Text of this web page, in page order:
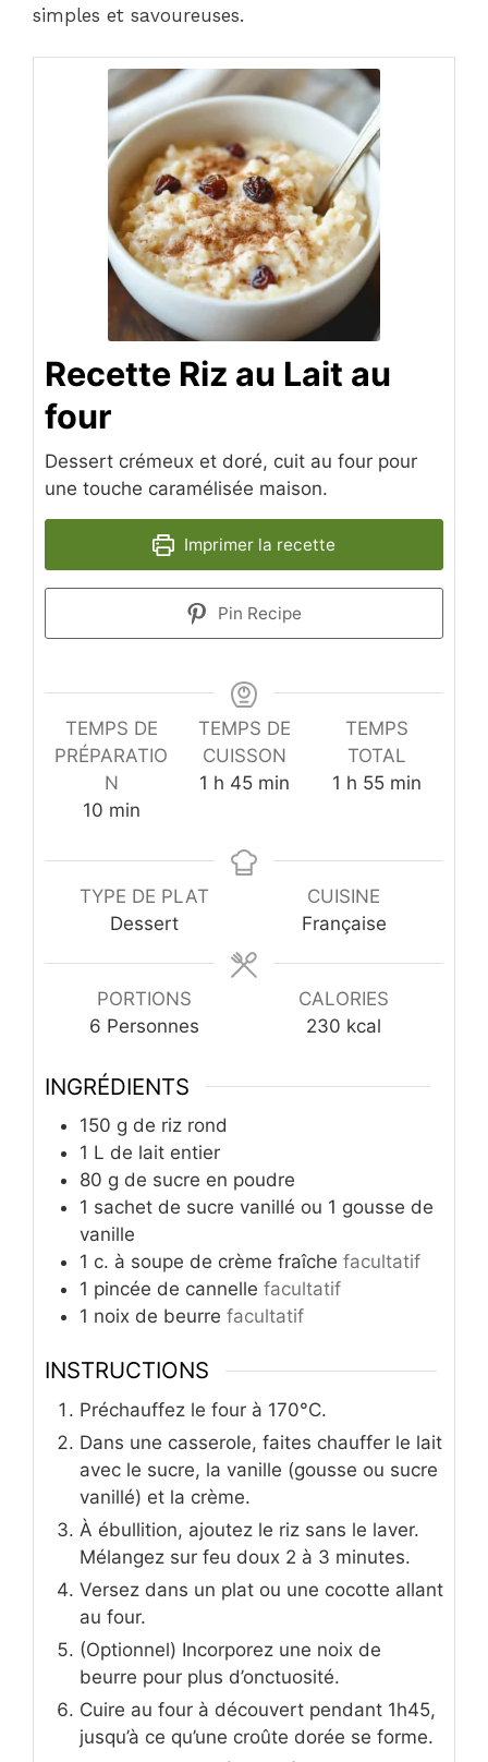
simples et savoureuses.
Recette Riz au Lait au
four​
Dessert crémeux et doré, cuit au four pour
une touche caramélisée maison.
Imprimer la recette
Pin Recipe
TEMPS DE
PRÉPARATIO
N
10minutes
min
TEMPS DE
CUISSON
1 heure
h 45minutes
min
TEMPS
TOTAL
1 heure
h 55minutes
min
TYPE DE PLAT
Dessert
CUISINE
Française
PORTIONS
6 Personnes
CALORIES
230 kcal
INGRÉDIENTS
150 g de riz rond
1 L de lait entier
80 g de sucre en poudre
1 sachet de sucre vanillé ou 1 gousse de
vanille
1 c. à soupe de crème fraîche facultatif
1 pincée de cannelle facultatif
1 noix de beurre facultatif
INSTRUCTIONS
Préchauffez le four à 170°C.
Dans une casserole, faites chauffer le lait
avec le sucre, la vanille (gousse ou sucre
vanillé) et la crème.
À ébullition, ajoutez le riz sans le laver.
Mélangez sur feu doux 2 à 3 minutes.
Versez dans un plat ou une cocotte allant
au four.
(Optionnel) Incorporez une noix de
beurre pour plus d’onctuosité.
Cuire au four à découvert pendant 1h45,
jusqu’à ce qu’une croûte dorée se forme.